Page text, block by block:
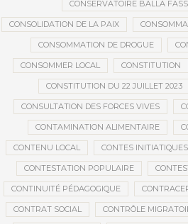
CONSERVATOIRE BALLA
CONSOLIDATION DE LA PAIX
CONSOMMATION DE DROGUE
CONSOMMER LOCAL CONSTITUTION
CONSTITUTION DU 22 JUILLET 2023
CONSULTATION DES FORCES VIVES
CONTAMINATION ALIMENTAIRE
CONTENU LOCAL CONTES
CONTESTATION POPULAIRE
CONTINUITÉ PÉDAGOGIQUE
CONTRAT SOCIAL CONTRÔLE